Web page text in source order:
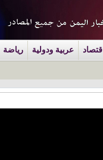
اقتصاد عربية ودولية رياضة